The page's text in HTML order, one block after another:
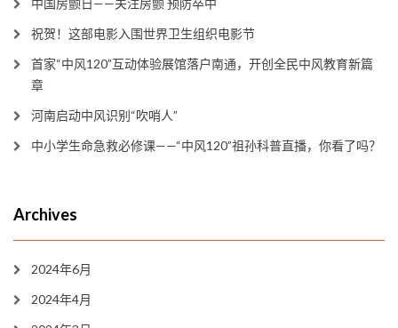
中国房颤日——关注房颤 预防卒中
祝贺！这部电影入围世界卫生组织电影节
首家“中风120”互动体验展馆落户南通，开创全民中风教育新篇
章
河南启动中风识别“吹哨人”
中小学生命急救必修课——“中风120”祖孙科普直播，你看了吗？
Archives
2024年6月
2024年4月